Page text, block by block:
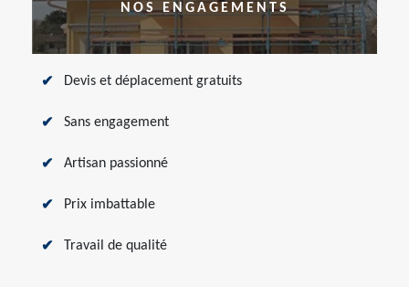
NOS ENGAGEMENTS
Devis et déplacement gratuits
Sans engagement
Artisan passionné
Prix imbattable
Travail de qualité